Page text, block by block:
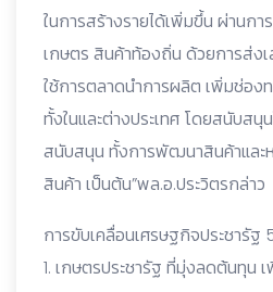
ในการสร้างรายได้เพิ่มขึ้น ผ่านกา
เกษตร สินค้าท้องถิ่น ด้วยการส่ง
ใช้การตลาดนำการผลิต เพิ่มช่อง
ทั้งในและต่างประเทศ โดยสนับสนุ
สนับสนุน ทั้งการพัฒนาสินค้าและ
สินค้า เป็นต้น”พล.อ.ประวิตรกล่าว
การขับเคลื่อนเศรษฐกิจประชารัฐ
1. เกษตรประชารัฐ ที่มุ่งลดต้นทุน